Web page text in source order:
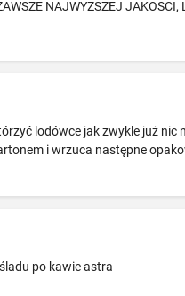
NAJWYZSZEJ JAKOSCI,
lodówce jak zwykle już nic
i wrzuca następne
po kawie astra